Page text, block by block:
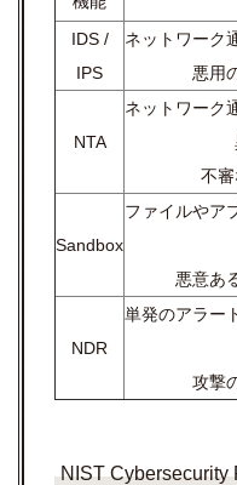
IDS /
IPS
ネットワーク
悪用
NTA
ネットワーク
不
Sandbox
ファイルやア
悪意あ
NDR
単発のアラー
攻撃
NIST Cybersecurity